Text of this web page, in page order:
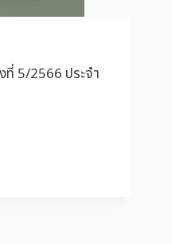
5/2566 ประจำ